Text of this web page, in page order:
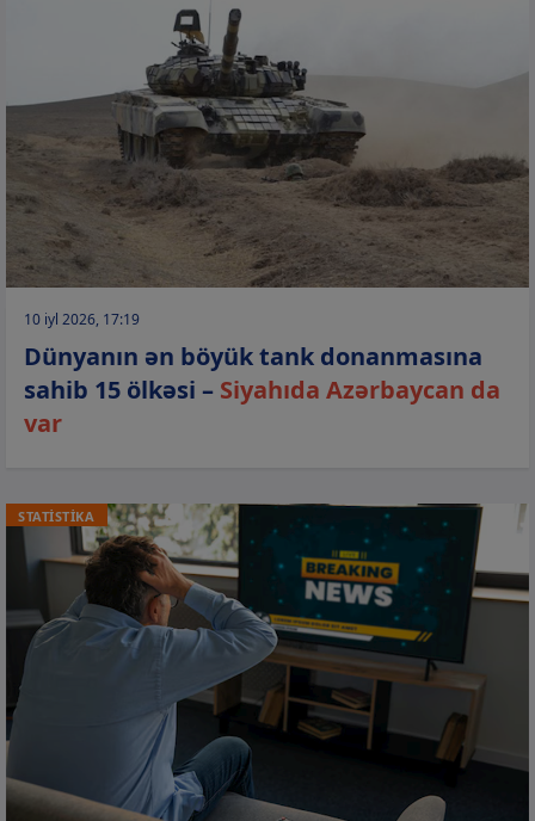
10 iyl 2026, 17:19
Dünyanın ən böyük tank donanmasına
sahib 15 ölkəsi – Siyahıda Azərbaycan da
var
STATİSTİKA